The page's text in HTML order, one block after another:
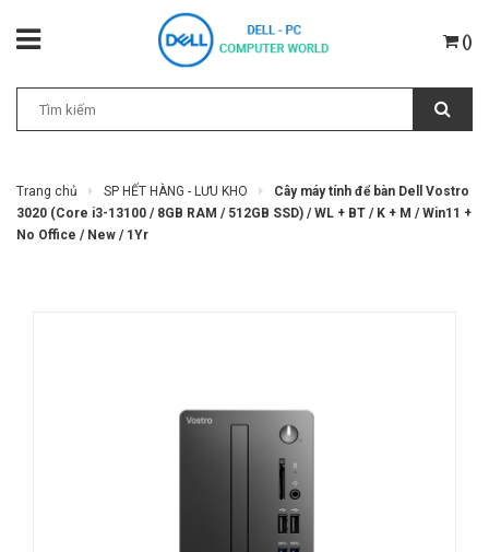
()
Trang chủ SP HẾT HÀNG - LƯU KHO
Cây máy tính để bàn Dell Vostro
3020 (Core i3-13100 / 8GB RAM / 512GB SSD) / WL + BT / K + M / Win11 +
No Office / New / 1Yr